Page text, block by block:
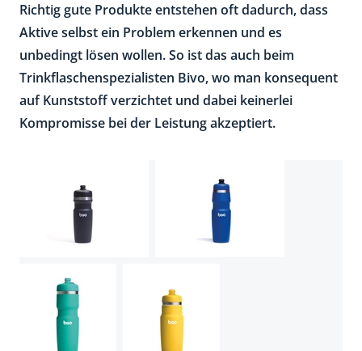
Richtig gute Produkte entstehen oft dadurch, dass
Aktive selbst ein Problem erkennen und es
unbedingt lösen wollen. So ist das auch beim
Trinkflaschenspezialisten Bivo, wo man konsequent
auf Kunststoff verzichtet und dabei keinerlei
Kompromisse bei der Leistung akzeptiert.